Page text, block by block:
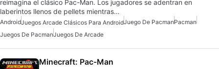
reimagina el clásico Pac-Man. Los jugadores se adentran en
laberintos llenos de pellets mientras…
AndroidJuegos Arcade Clásicos Para AndroidJuego De PacmanPacman
Juegos De PacmanJuegos De Arcade
Minecraft: Pac-Man